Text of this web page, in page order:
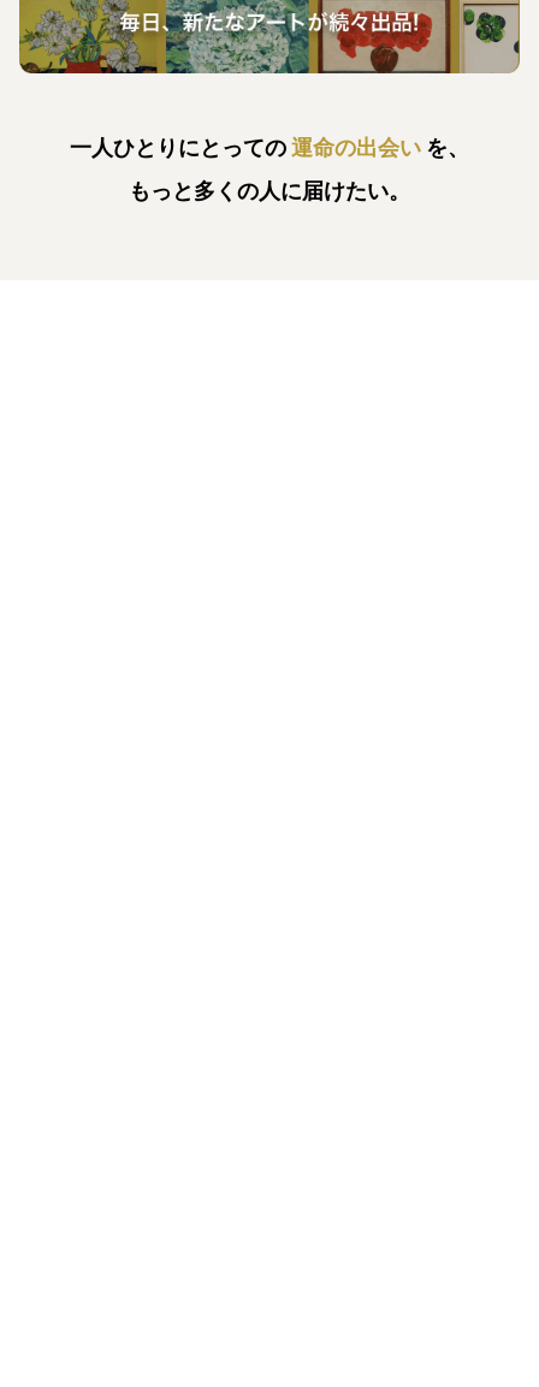
一人ひとりにとっての運命の出会い を、
もっと多くの人に届けたい。